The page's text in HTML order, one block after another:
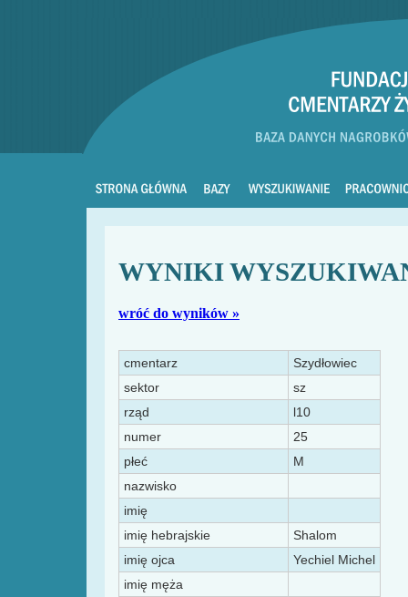
WYNIKI
wróć do wyników »
cmentarz
Szydłowiec
sektor
sz
rząd
l10
numer
25
płeć
M
nazwisko
imię
imię hebrajskie
Shalom
imię ojca
Yechiel Michel
imię męża